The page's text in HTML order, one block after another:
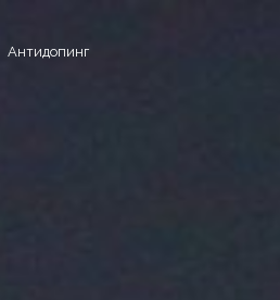
Антидопинг